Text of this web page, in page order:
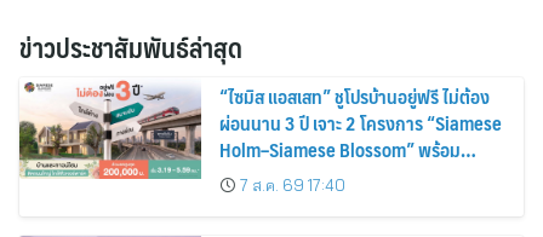
ข่าวประชาสัมพันธ์ล่าสุด
“ไซมิส แอสเสท” ชูโปรบ้านอยู่ฟรี ไม่ต้อง
ผ่อนนาน 3 ปี เจาะ 2 โครงการ “Siamese
Holm–Siamese Blossom” พร้อม
ส่วนลดและสิทธิพิเศษถึง 31 สิงหาคม
2569
7 ส.ค. 69 17:40